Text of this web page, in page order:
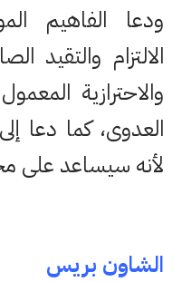
ودعا الفاهيم
الالتزام والتقيد
والاحترازية
العدوى، كما دعا إلى
لأنه سيساعد على
الشاون بريس